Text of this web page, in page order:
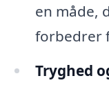
en måde,
forbedrer
Tryghed